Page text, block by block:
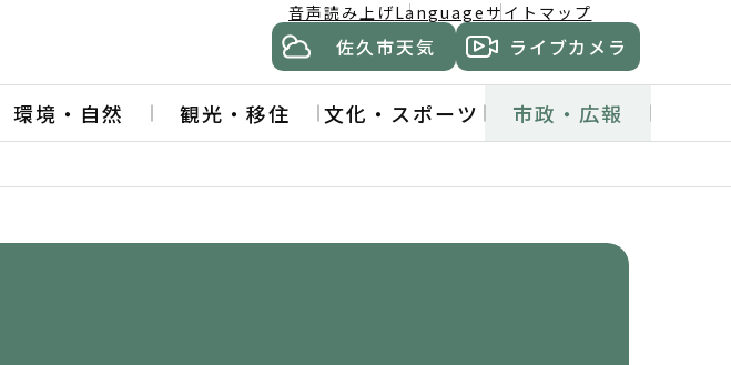
音声読み上げLanguage サイトマップ
佐久市天気 ライブカメラ
環境・自然 観光・移住 文化・スポーツ 市政・広報